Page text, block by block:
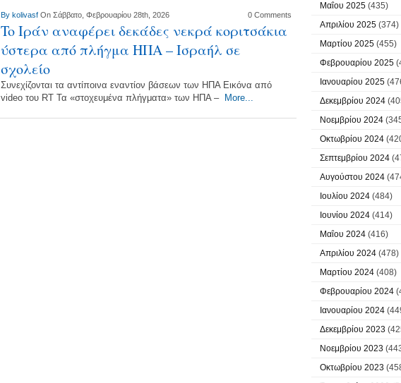
By kolivasf On Σάββατο, Φεβρουαρίου 28th, 2026 0 Comments
To Ιράν αναφέρει δεκάδες νεκρά κοριτσάκια
ύστερα από πλήγμα ΗΠΑ – Ισραήλ σε
σχολείο
Συνεχίζονται τα αντίποινα εναντίον βάσεων των ΗΠΑ Εικόνα από
video του RT Τα «στοχευμένα πλήγματα» των ΗΠΑ – More...
Μαΐου 2025 (435)
Απριλίου 2025 (374)
Μαρτίου 2025 (455)
Φεβρουαρίου 2025
Ιανουαρίου 2025
Δεκεμβρίου 2024
Νοεμβρίου 2024
Οκτωβρίου 2024
Σεπτεμβρίου 2024
Αυγούστου 2024
Ιουλίου 2024 (484)
Ιουνίου 2024 (414)
Μαΐου 2024 (416)
Απριλίου 2024 (478)
Μαρτίου 2024 (408)
Φεβρουαρίου 2024
Ιανουαρίου 2024
Δεκεμβρίου 2023
Νοεμβρίου 2023
Οκτωβρίου 2023